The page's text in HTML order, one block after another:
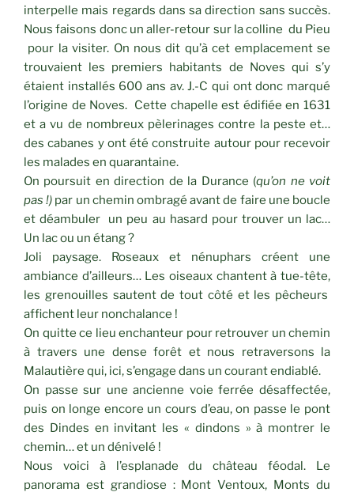
interpelle mais regards dans sa direction sans succès.
Nous faisons donc un aller-retour sur la colline du Pieu
pour la visiter. On nous dit qu’à cet emplacement se
trouvaient les premiers habitants de Noves qui s’y
étaient installés 600 ans av. J.-C qui ont donc marqué
l’origine de Noves. Cette chapelle est édifiée en 1631
et a vu de nombreux pèlerinages contre la peste et…
des cabanes y ont été construite autour pour recevoir
les malades en quarantaine.
On poursuit en direction de la Durance (qu’on ne voit
pas !) par un chemin ombragé avant de faire une boucle
et déambuler un peu au hasard pour trouver un lac…
Un lac ou un étang ?
Joli paysage. Roseaux et nénuphars créent une
ambiance d’ailleurs… Les oiseaux chantent à tue-tête,
les grenouilles sautent de tout côté et les pêcheurs
affichent leur nonchalance !
On quitte ce lieu enchanteur pour retrouver un chemin
à travers une dense forêt et nous retraversons la
Malautière qui, ici, s’engage dans un courant endiablé.
On passe sur une ancienne voie ferrée désaffectée,
puis on longe encore un cours d’eau, on passe le pont
des Dindes en invitant les « dindons » à montrer le
chemin… et un dénivelé !
Nous voici à l’esplanade du château féodal. Le
panorama est grandiose : Mont Ventoux, Monts du